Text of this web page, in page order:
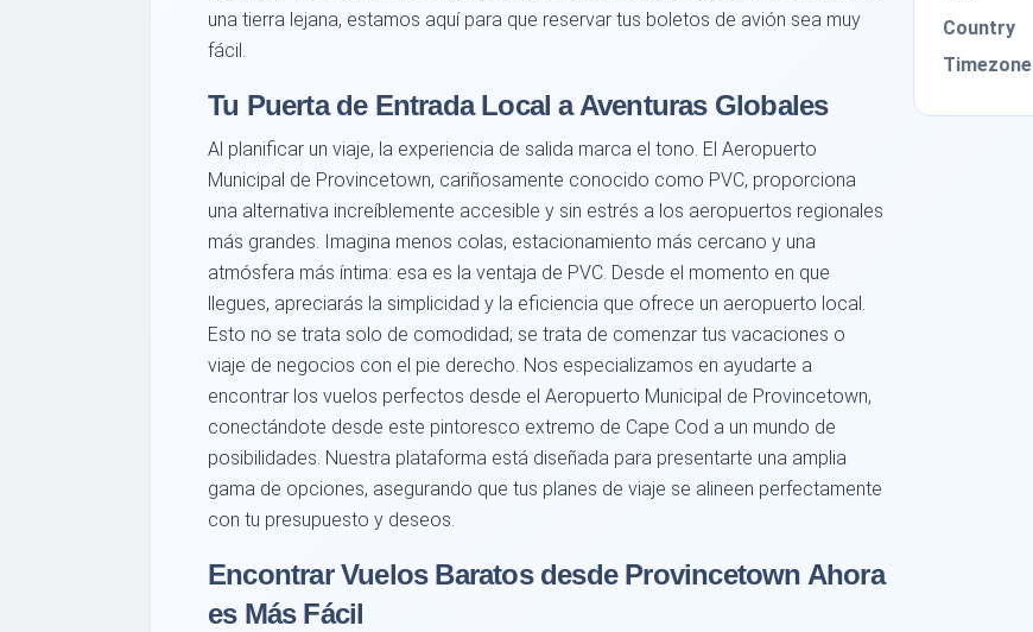
una tierra lejana, estamos aquí para que reservar tus boletos de avión sea muy
fácil.
Tu Puerta de Entrada Local a Aventuras Globales
Al planificar un viaje, la experiencia de salida marca el tono. El Aeropuerto
Municipal de Provincetown, cariñosamente conocido como PVC, proporciona
una alternativa increíblemente accesible y sin estrés a los aeropuertos regionales
más grandes. Imagina menos colas, estacionamiento más cercano y una
atmósfera más íntima: esa es la ventaja de PVC. Desde el momento en que
llegues, apreciarás la simplicidad y la eficiencia que ofrece un aeropuerto local.
Esto no se trata solo de comodidad; se trata de comenzar tus vacaciones o
viaje de negocios con el pie derecho. Nos especializamos en ayudarte a
encontrar los vuelos perfectos desde el Aeropuerto Municipal de Provincetown,
conectándote desde este pintoresco extremo de Cape Cod a un mundo de
posibilidades. Nuestra plataforma está diseñada para presentarte una amplia
gama de opciones, asegurando que tus planes de viaje se alineen perfectamente
con tu presupuesto y deseos.
Encontrar Vuelos Baratos desde Provincetown Ahora
es Más Fácil
Country
Timezone